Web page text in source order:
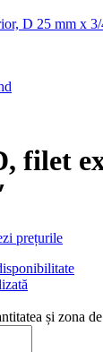
D 25 mm x
filet
prețurile
și zona